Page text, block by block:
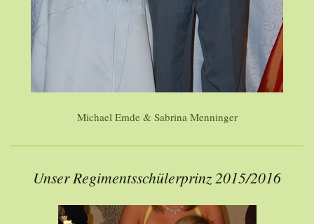
Michael Emde & Sabrina Menninger
Unser Regimentsschülerprinz 2015/2016